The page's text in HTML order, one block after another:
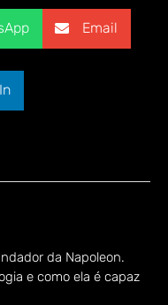
Email
da Napoleon.
e como ela é capaz